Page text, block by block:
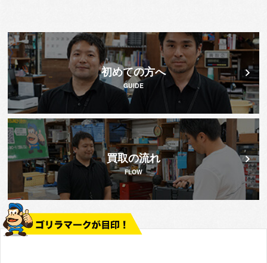
初めての方へ
GUIDE
買取の流れ
FLOW